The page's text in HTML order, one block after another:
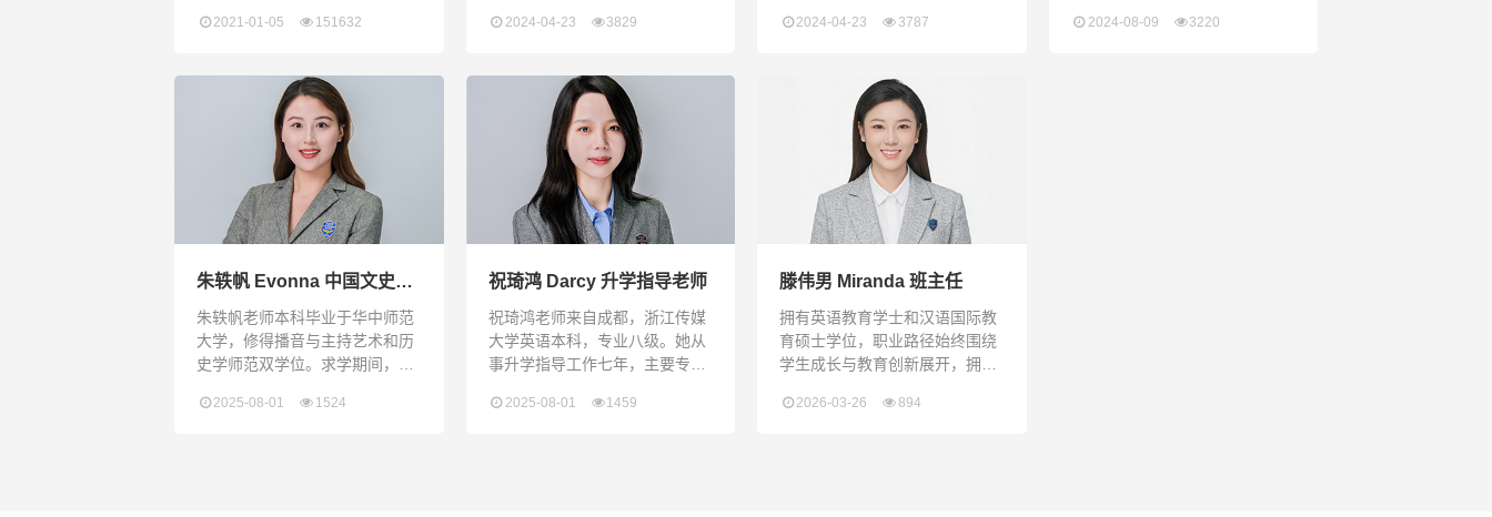
学生，非常出色地指导了学生在
师针对学生的成长现状和需求，
开展了很多有针对性的指导活动
和讲座，有效地引导了学生的身
心健康发展。
2021-01-05 151632
业技能，积极参加各项活动，并
口语竞赛奖。工作中她将用她学
到的知识经验和实践中掌握的技
能去帮助和影响我的每一位学
生，使他们学有所成学有所长。
生活中，她是一个性格外向的
人，对人对事真诚且炽热。喜欢
和人沟通交流，同时也善于去倾
听别人的想法。她始终相信“
2024-04-23 3829
工作，热爱教育，秉承着“因材施
念。曾被评为“优秀班主任”。
Zhou Tong (Terra) holds a
Bachelor's degree from
Guangdong University of
Education and Guangdong U
2024-04-23 3787
等课程教学经验。她曾在深圳不
2024-08-09 3220
朱轶帆 Evonna 中国文史老
师兼班主任
朱轶帆老师本科毕业于华中师范
大学，修得播音与主持艺术和历
史学师范双学位。求学期间，一
康管理师三级证书以及普通话一
2025-08-01 1524
祝琦鸿 Darcy 升学指导老师
祝琦鸿老师来自成都，浙江传媒
大学英语本科，专业八级。她从
事升学指导工作七年，主要专注
申请。迄今为止她已帮助学生成
2025-08-01 1459
滕伟男 Miranda 班主任
拥有英语教育学士和汉语国际教
育硕士学位，职业路径始终围绕
学生成长与教育创新展开，拥有
践积累。从求学到立业的过程
2026-03-26 894